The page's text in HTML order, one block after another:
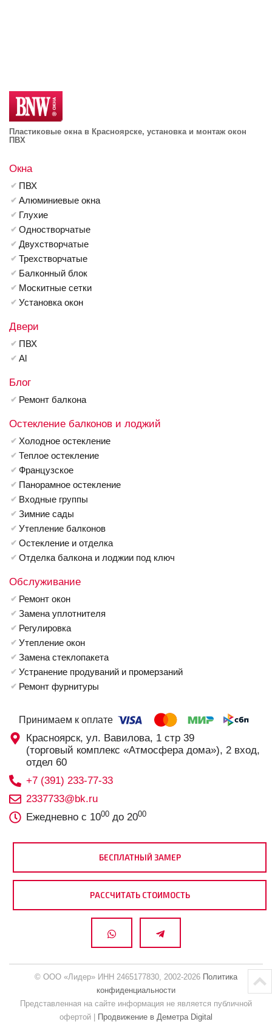
Пластиковые окна в Красноярске, установка и монтаж окон
ПВХ
Окна
ПВХ
Алюминиевые окна
Глухие
Одностворчатые
Двухстворчатые
Трехстворчатые
Балконный блок
Москитные сетки
Установка окон
Двери
ПВХ
Al
Блог
Ремонт балкона
Остекление балконов и лоджий
Холодное остекление
Теплое остекление
Французское
Панорамное остекление
Входные группы
Зимние сады
Утепление балконов
Остекление и отделка
Отделка балкона и лоджии под ключ
Обслуживание
Ремонт окон
Замена уплотнителя
Регулировка
Утепление окон
Замена стеклопакета
Устранение продуваний и промерзаний
Ремонт фурнитуры
Принимаем к оплате
Красноярск, ул. Вавилова, 1 стр 39
(торговый комплекс «Атмосфера дома»), 2 вход,
отдел 60
+7 (391) 233-77-33
2337733@bk.ru
Ежедневно с 1000 до 2000
БЕСПЛАТНЫЙ ЗАМЕР
РАССЧИТАТЬ СТОИМОСТЬ
© ООО «Лидер» ИНН 2465177830, 2002-2026 Политика
конфиденциальности
Представленная на сайте информация не является публичной
офертой |
Продвижение в Деметра Digital